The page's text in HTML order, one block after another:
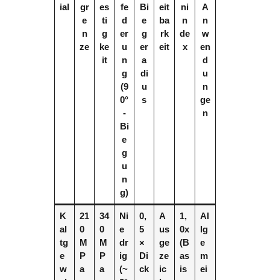
ial
gr
e
n
ze
es
ti
g
ke
it
fe
d
er
u
n
g
(9
0°
-
Bi
e
g
u
n
g)
Bi
e
g
er
a
di
u
s
eit
ba
rk
eit
ni
n
de
x
A
n
w
en
d
u
n
ge
n
K
al
tg
e
w
21
0
M
P
a
34
0
M
P
a
Ni
e
dr
ig
(~
0,
5
×
Di
ck
A
us
ge
ze
ic
1,
0x
(B
as
is
Al
lg
e
m
ei